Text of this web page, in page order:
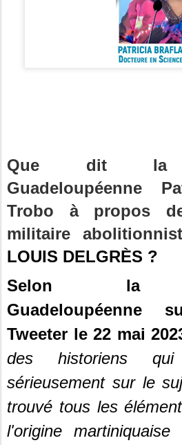
Que dit la
Guadeloupéenne
Trobo à propos
militaire
LOUIS DELGRÈS ?
Selon la
Guadeloupéenne
Tweeter le 22 mai
des historiens
sérieusement sur le
trouvé tous les
l'origine